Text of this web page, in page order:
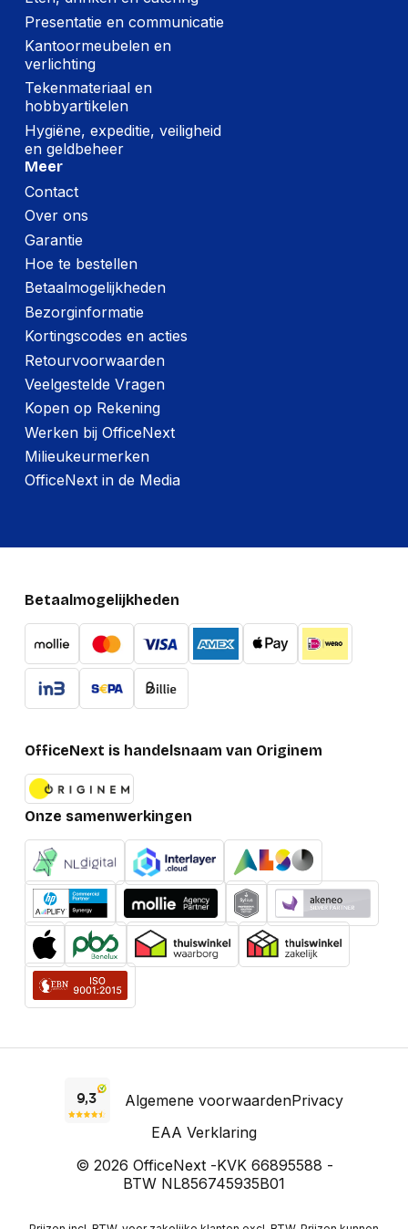
Netto gewicht
kartonnen doos
1,048 g
(Buitenste)
hoofdverpakking
hoogte
(Buitenste)
hoofdverpakking
lengte
155 mm
(Buitenste)
hoofdverpakking
breedte
Poorten interfaces
USB-versie
USB-connector
Wifi
Ethernet LAN
Thunderbolt
technologie
Verpakking
Meegeleverde kabelsUSB
Diepte verpakking
146 mm
Hoogte verpakking
Gewicht verpakking
233 g
Presentatie en communicatie
Kantoormeubelen en
verlichting
Tekenmateriaal en
hobbyartikelen
Hygiëne, expeditie, veiligheid
en geldbeheer
Meer
Contact
Over ons
Garantie
Hoe te bestellen
Betaalmogelijkheden
Bezorginformatie
Kortingscodes en acties
Retourvoorwaarden
Veelgestelde Vragen
Kopen op Rekening
Werken bij OfficeNext
Milieukeurmerken
OfficeNext in de Media
Betaalmogelijkheden
OfficeNext is handelsnaam van Originem
Onze samenwerkingen
Algemene voorwaardenPrivacy
EAA Verklaring
© 2026 OfficeNext -KVK 66895588 -
BTW NL856745935B01